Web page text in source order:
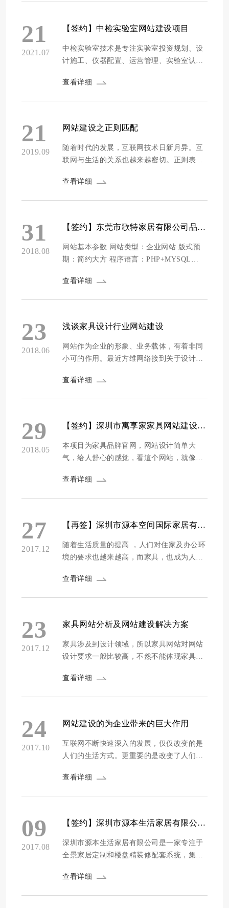
业当中的领跑者。2015年、2016年、2017
21
2021.07
【签约】中检实验室网站建设项目
中检实验室技术是专注实验室投资规划、设
计施工、仪器配置、运营管理、实验室认证/
商。20年行业经验，服务网点分布在深圳、
定/CNAS认可，自有实验室家具厂能提供定
制化服务。公司拥有实验室设计乙级、建筑
业...
查看详细
21
2019.09
网站建设之正则匹配
随着时代的发展，互联网技术日新月异。互
联网与生活的关系也越来越密切。正则表达
里面获取到我们所需要的内容。此外，我们
要提交电话号码、邮箱地址，我们可以通过
正则来判断用户是否填的是相关内容，避免
用户...
查看详细
31
2018.08
【签约】东莞市歌特家居有限公司品牌网站建设
网站基本参数 网站类型：企业网站 版式预
期：简约大方 程序语言：PHP+MYSQL
大小：1920*768 是否静态：伪静态 行业类
始广泛应用于家具；歌特式风格家具受建筑
风格影响很大，，有着精美的雕刻...
查看详细
23
2018.06
浅谈家具设计行业网站建设
网站作为企业的形象、业务载体，有着非同
小可的作用。最近方维网络接到关于设计行
室内家具设计行业网站的要点。 以我们方维
在视觉观感上能够更加饱满。因为很多室内
设计都是做全屋定制的服务，所以在每个模
块的...
查看详细
29
2018.05
【签约】深圳市寓享家家具网站建设项目
本项目为家具品牌官网，网站设计简单大
气，给人舒心的感觉，看這个网站，就像在
寓生活供应商-寓享家品牌。 寓享家主要服
集团，成立于1998年， 一家二十余年家具设
计与制造经验的综合性家具集团。 旗...
查看详细
27
2017.12
【再签】深圳市源本空间国际家居有限公司网站建设项目
随着生活质量的提高 ，人们对住家及办公环
境的要求也越来越高，而家具，也成为人们
注的重点，相对而言，人们更喜欢国外网站
己的特色。那么，源本空间网站应该怎样设
计呢？ 一、设计简洁、体现舒适及奢侈品的
感觉 源本家居...
查看详细
23
2017.12
家具网站分析及网站建设解决方案
家具涉及到设计领域，所以家具网站对网站
设计要求一般比较高，不然不能体现家具的
计好的网站建设公司，那么家具网站如何设
商务的发展，让家具产业和其他行业一样也
在发展着，更从传统的批发、零售领域扩展
到了网络...
查看详细
24
2017.10
网站建设的为企业带来的巨大作用
互联网不断快速深入的发展，仅仅改变的是
人们的生活方式。更重要的是改变了人们的
网的发展与企业的发展做出了巨大的贡献。
联网进行靠拢？现代企业的生存之道就是网
络的发展。通过企业网站来发布商品的信
息，已经...
查看详细
09
2017.08
【签约】深圳市源本生活家居有限公司网站制作项目
深圳市源本生活家居有限公司是一家专注于
全景家居定制和楼盘精装修配套系统，集产
一体的创新企业，以产品多样化、品牌多元
查看详细